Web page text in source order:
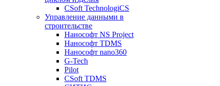
CSoft TechnologiCS
Управление данными в
строительстве
Нанософт NS Project
Нанософт TDMS
Нанософт nano360
G-Tech
Pilot
CSoft TDMS